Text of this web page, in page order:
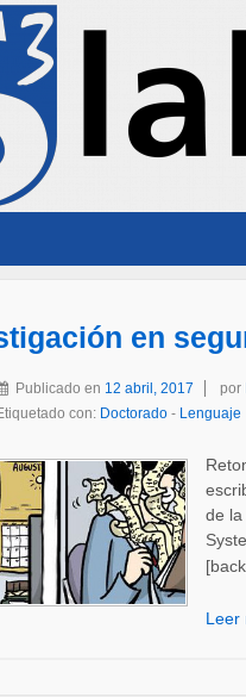
en
Publicado en 12 abril, 2017 por
con: Doctorado - Lenguaje
de la
Leer